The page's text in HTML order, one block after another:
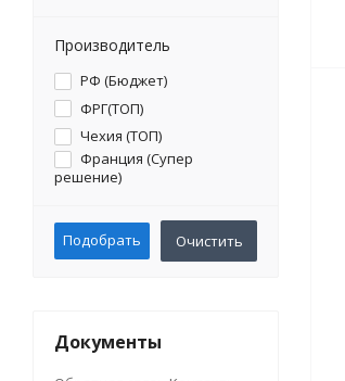
Производитель
РФ (Бюджет)
ФРГ(ТОП)
Чехия (ТОП)
Франция (Супер
решение)
Подобрать Очистить
Документы